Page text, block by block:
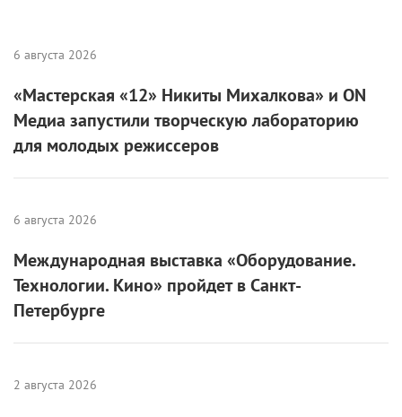
6 августа 2026
«Мастерская «12» Никиты Михалкова» и ON
Медиа запустили творческую лабораторию
для молодых режиссеров
6 августа 2026
Международная выставка «Оборудование.
Технологии. Кино» пройдет в Санкт-
Петербурге
2 августа 2026